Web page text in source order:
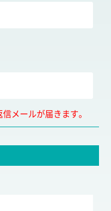
メールが届きます。